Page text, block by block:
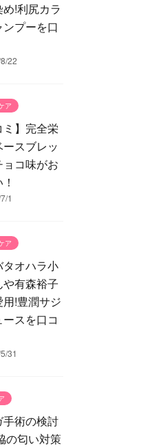
!利尻カラ
ンプーを口
22
ア
ミ】完全栄
スブレッ
ョコ味がお
1
ア
タオハラ小
や有森裕子
用!豊潤サジ
スを口コ
31
手術の検討
の匂い対策